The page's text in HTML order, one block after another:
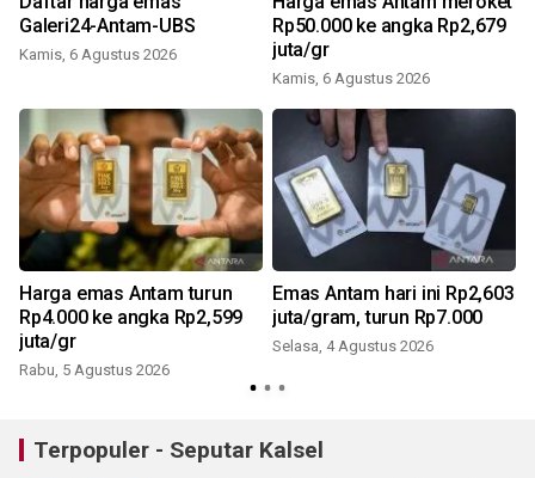
Galeri24-Antam-UBS
Kamis, 6 Agustus 2026
Rp50.000 ke angka Rp2,679
juta/gr
Kamis, 6 Agustus 2026
Harga emas Antam turun
Rp4.000 ke angka Rp2,599
juta/gr
Rabu, 5 Agustus 2026
Emas Antam hari ini Rp2,603
juta/gram, turun Rp7.000
Selasa, 4 Agustus 2026
Terpopuler - Seputar Kalsel